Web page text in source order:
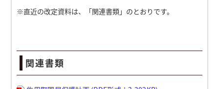
※直近の改定資料は、「関連書類」のとおりです。
関連書類